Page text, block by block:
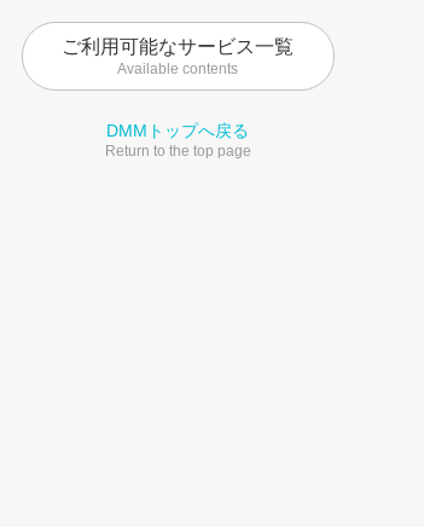
ご利用可能なサービス一覧
Available contents
DMMトップへ戻る
Return to the top page